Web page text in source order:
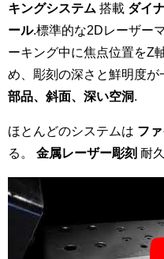
キングシステム 搭載 ダイ
ール.標準的な2Dレーザー
ーキング中に焦点位置をZ
め、彫刻の深さと鮮明度が
部品、斜面、深い空洞.
ほとんどのシステムは フ
る。 金属レーザー彫刻 耐